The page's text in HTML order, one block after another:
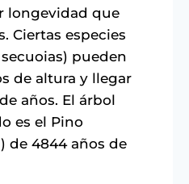
longevidad que
Ciertas especies
pueden
de altura y llegar
años. El árbol
es el Pino
de 4844 años de